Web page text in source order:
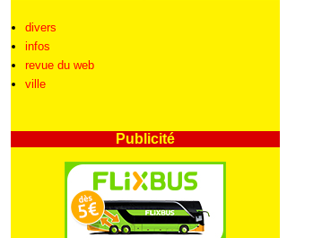
divers
infos
revue du web
ville